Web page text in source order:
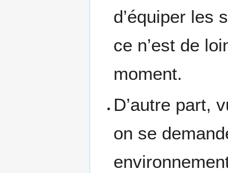
d’équiper les
ce n’est de
moment.
D’autre part,
on se